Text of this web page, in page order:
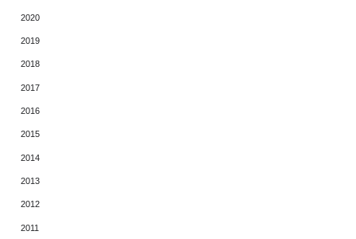
2020
2019
2018
2017
2016
2015
2014
2013
2012
2011